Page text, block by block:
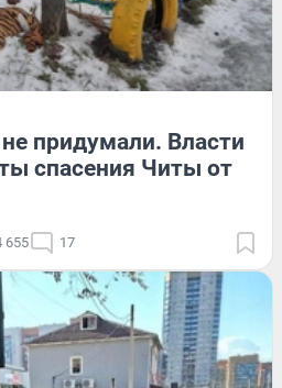
придумали. Власти
спасения Читы от
655 17